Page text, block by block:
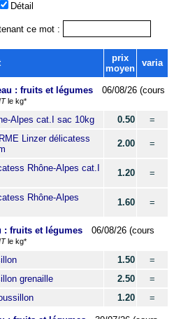
Détail
ce mot :
prix
moyen
varia
: fruits et légumes
06/08/26 (cours
le kg*
Alpes cat.I sac 10kg 0.50
=
Linzer délicatess
2.00 =
Rhône-Alpes cat.I
1.20 =
Rhône-Alpes
1.60 =
: fruits et légumes
06/08/26 (cours
le kg*
1.50
=
grenaille
2.50
=
1.20 =